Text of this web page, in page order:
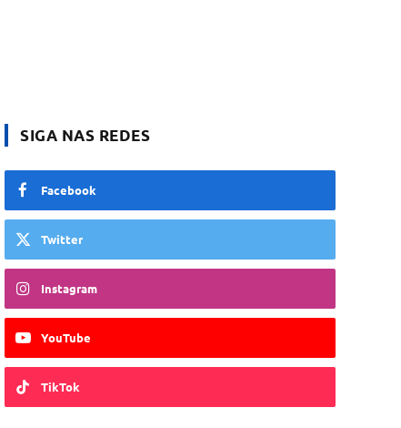
SIGA NAS REDES
Facebook
Twitter
Instagram
YouTube
TikTok